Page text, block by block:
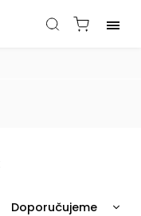
Doporučujeme